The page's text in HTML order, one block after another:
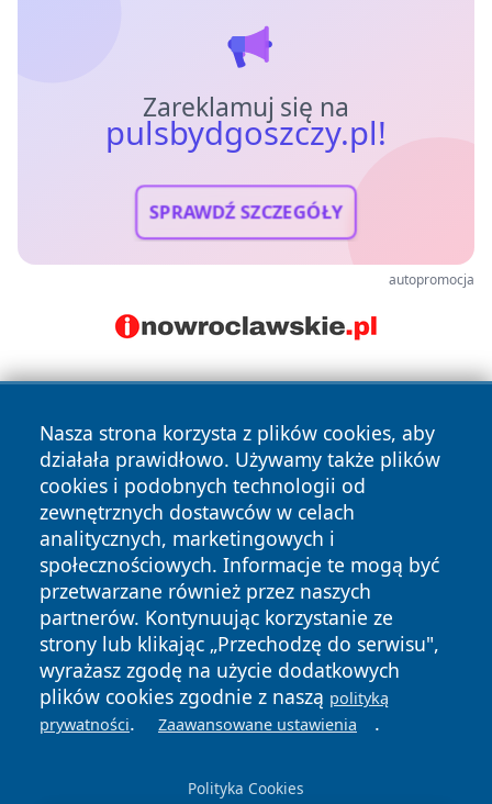
Zareklamuj się na
pulsbydgoszczy.pl!
SPRAWDŹ SZCZEGÓŁY
autopromocja
Nasza strona korzysta z plików cookies, aby
działała prawidłowo. Używamy także plików
cookies i podobnych technologii od
zewnętrznych dostawców w celach
analitycznych, marketingowych i
społecznościowych. Informacje te mogą być
przetwarzane również przez naszych
partnerów. Kontynuując korzystanie ze
strony lub klikając „Przechodzę do serwisu",
wyrażasz zgodę na użycie dodatkowych
plików cookies zgodnie z naszą polityką
prywatności. Zaawansowane ustawienia .
Polityka Cookies
Copyright © 2026 pulsbydgoszczy.pl Wszystkie prawa
zastrzeżone.
News Autorzy
Polityka
Prywatności
Polityka
Cookies